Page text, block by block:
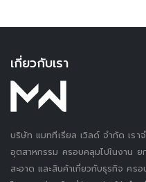
เกี่ยวกับเรา
บริษัท แมททีเรียล เวิลด์ จำกัด เร
อุตสาหกรรม ครอบคลุมไปในงาน
สะอาด และสินค้าเกี่ยวกับธุรกิจ ครอ